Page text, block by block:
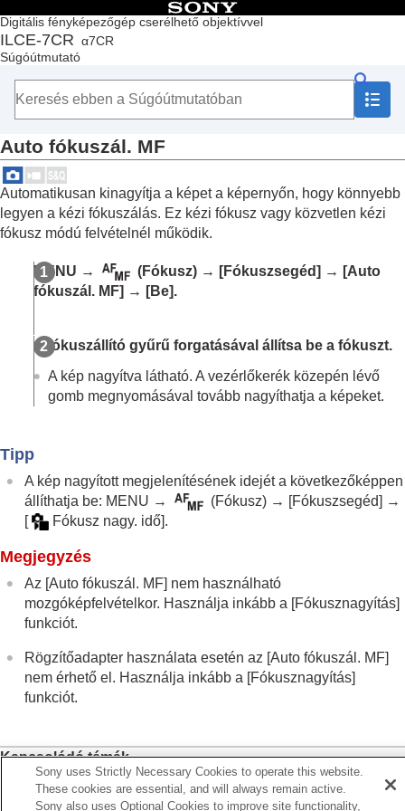
Digitális fényképezőgép cserélhető objektívvel
ILCE-7CR α7CR
Súgóútmutató
Tartalomjegyzék
Lap teteje
A „Súgóútmutató” használata
A fényképezőgép és a mellékelt tartozékok ellenőrzése
Alapvető műveletek
A fényképezőgép előkészítése / alapvető fényképezési
műveletek
Funkciók keresése a MENU-ben
A fényképezési funkciók használata
A fejezet tartalma
Kényelmes funkciók szelfivideók és vlogok
készítéséhez
A fókuszállítási funkciók használata
Fókusz norma
A fókuszmező beállítások megadása a
Regisztrált AF mező törlése (Reg. AF mező
törl.)
Fókuszmező határ
AF keret moz. mér
Fókuszkeret színe(állókép/mozgókép)
AF m. autom. eltünt.
Fázisérzékelő terület
AF Követ. érzék.
AF/MF választó
Állandó kézifókusz
AF zárral
Auto fókuszál. MF
Automatikusan kinagyítja a képet a képernyőn, hogy könnyebb
legyen a kézi fókuszálás. Ez kézi fókusz vagy közvetlen kézi
fókusz módú felvételnél működik.
MENU → (Fókusz) → [Fókuszsegéd] → [Auto
fókuszál. MF] → [Be].
A fókuszállító gyűrű forgatásával állítsa be a fókuszt.
A kép nagyítva látható. A vezérlőkerék közepén lévő
gomb megnyomásával tovább nagyíthatja a képeket.
Tipp
A kép nagyított megjelenítésének idejét a következőképpen
állíthatja be: MENU → (Fókusz) → [Fókuszsegéd] →
[
Fókusz nagy. idő].
Megjegyzés
Az [Auto fókuszál. MF] nem használható
mozgóképfelvételkor. Használja inkább a [Fókusznagyítás]
funkciót.
Rögzítőadapter használata esetén az [Auto fókuszál. MF]
nem érhető el. Használja inkább a [Fókusznagyítás]
funkciót.
Kapcsolódó témák
Kézi fókusz
Közvetlen kézi fókuszálás (Közvetl.kézifók.)
Sony uses Strictly Necessary Cookies to operate this website.
These cookies are essential, and will always remain active.
Sony also uses Optional Cookies to improve site functionality,